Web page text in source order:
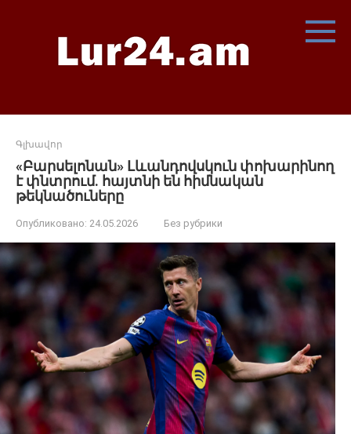
Գլխավոր
«Բարսելոնան» Լևանդովսկուն փոխարինող
է փնտրում. հայտնի են հիմնական
թեկնածուները
Опубликовано: 24.05.2026 Без рубрики